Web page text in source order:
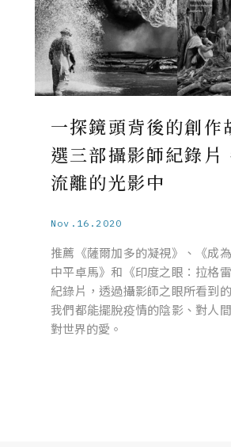
一探鏡頭背後的創作
選三部攝影師紀錄片
流離的光影中
Nov.16.2020
推薦《薩爾加多的凝視》、《成
中平卓馬》和《印度之眼：拉格
紀錄片，透過攝影師之眼所看到
我們都能擺脫疫情的陰影、對人
對世界的愛。